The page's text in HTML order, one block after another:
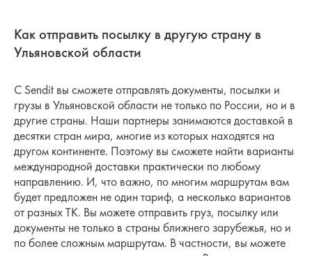
Как отправить посылку в другую страну в
Ульяновской области
С Sendit вы сможете отправлять документы, посылки и
грузы в Ульяновской области не только по России, но и в
другие страны. Наши партнеры занимаются доставкой в
десятки стран мира, многие из которых находятся на
другом континенте. Поэтому вы сможете найти варианты
международной доставки практически по любому
направлению. И, что важно, по многим маршрутам вам
будет предложен не один тариф, а несколько вариантов
от разных ТК. Вы можете отправить груз, посылку или
документы не только в страны ближнего зарубежья, но и
по более сложным маршрутам. В частности, вы можете